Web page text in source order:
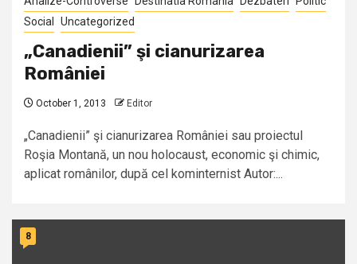
Social
Uncategorized
„Canadienii” şi cianurizarea
României
October 1, 2013 Editor
„Canadienii” şi cianurizarea României sau proiectul
Roşia Montană, un nou holocaust, economic şi chimic,
aplicat românilor, după cel kominternist Autor:...
8